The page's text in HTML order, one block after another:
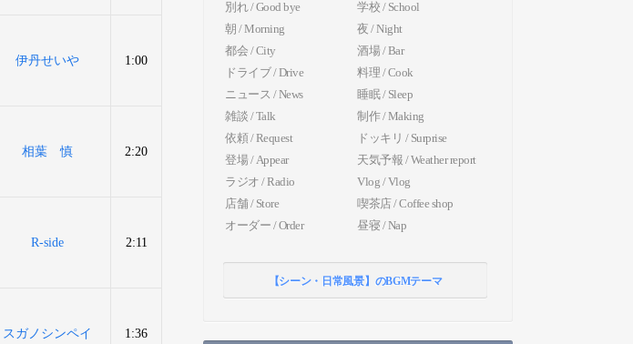
伊丹せいや 1:00
相葉 慎 2:20
R-side 2:11
スガノシンペイ 1:36
別れ / Good bye
学校 / School
朝 / Morning
夜 / Night
都会 / City
酒場 / Bar
ドライブ / Drive
料理 / Cook
ニュース / News
睡眠 / Sleep
雑談 / Talk
制作 / Making
依頼 / Request
ドッキリ / Surprise
登場 / Appear
天気予報 / Weather report
ラジオ / Radio
Vlog / Vlog
店舗 / Store
喫茶店 / Coffee shop
オーダー / Order
昼寝 / Nap
【シーン・日常風景】のBGMテーマ